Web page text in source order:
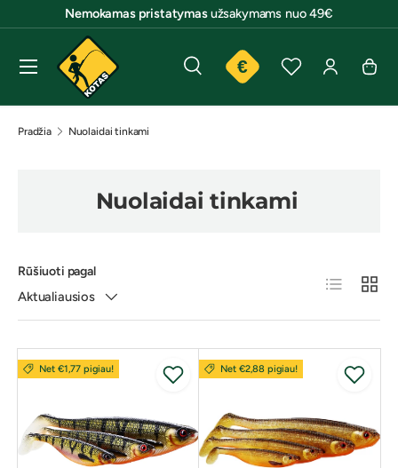
Pereiti prie turinio
Nemokamas pristatymasužsakymams nuo 49€
Paieška
Paieška€LojalumasNorų sąrašas
Prisijungti
Meniu
Pradžia Nuolaidai tinkami
Nuolaidai tinkami
Rūšiuoti pagal
Aktualiausios
Sąrašas
Net €1,77 pigiau! Net €2,88 pigiau!